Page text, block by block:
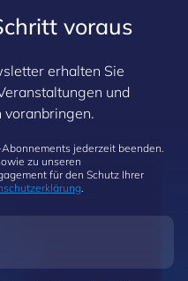
voraus
erhalten Sie
und
voranbringen.
jederzeit beenden.
zu unseren
für den Schutz Ihrer